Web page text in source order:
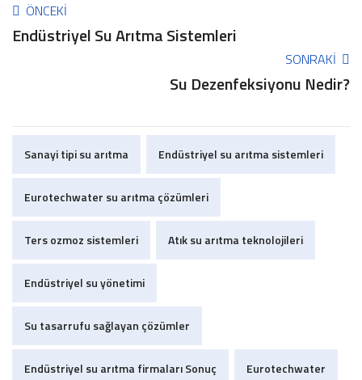
ÖNCEKI
Endüstriyel Su Arıtma Sistemleri
SONRAKI
Su Dezenfeksiyonu Nedir?
Sanayi tipi su arıtma Endüstriyel su arıtma sistemleri
Eurotechwater su arıtma çözümleri
Ters ozmoz sistemleri Atık su arıtma teknolojileri
Endüstriyel su yönetimi
Su tasarrufu sağlayan çözümler
Endüstriyel su arıtma firmaları Sonuç Eurotechwater